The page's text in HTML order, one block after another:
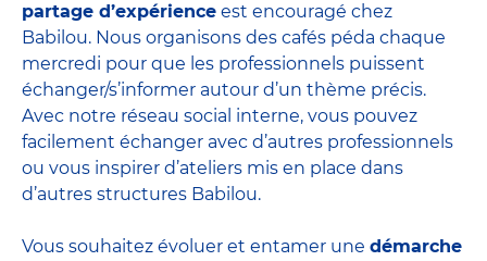
partage d’expérience est encouragé chez
Babilou. Nous organisons des cafés péda chaque
mercredi pour que les professionnels puissent
échanger/s’informer autour d’un thème précis.
Avec notre réseau social interne, vous pouvez
facilement échanger avec d’autres professionnels
ou vous inspirer d’ateliers mis en place dans
d’autres structures Babilou.
Vous souhaitez évoluer et entamer une démarche